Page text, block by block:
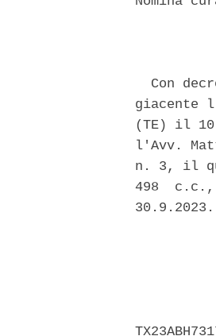
Con
giacente
(TE) il
l'Avv.
n. 3, il
498
30.9.2023.